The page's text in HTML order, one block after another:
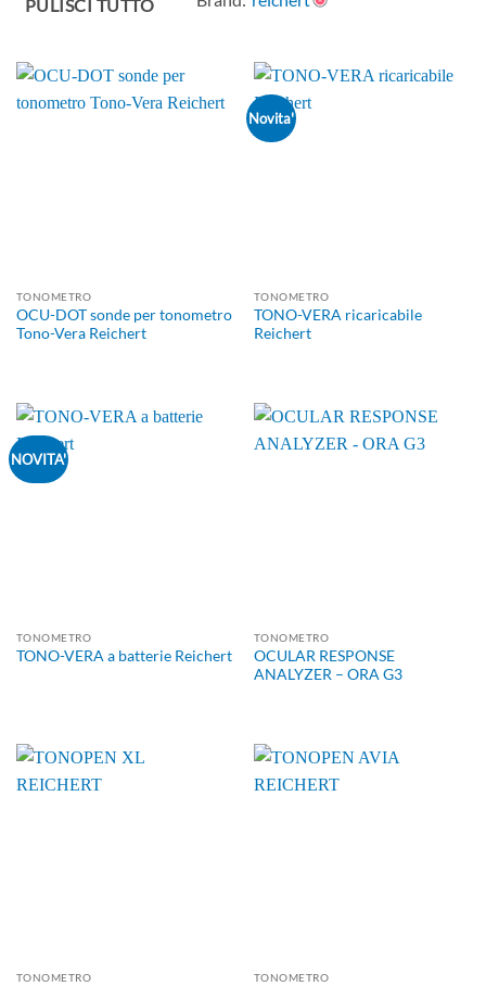
PULISCI TUTTO
TONOMETRO
OCU-DOT sonde per tonometro
Tono-Vera Reichert
Novita'
TONOMETRO
TONO-VERA ricaricabile
Reichert
NOVITA'
TONOMETRO
TONO-VERA a batterie Reichert
TONOMETRO
OCULAR RESPONSE
ANALYZER – ORA G3
TONOMETRO TONOMETRO